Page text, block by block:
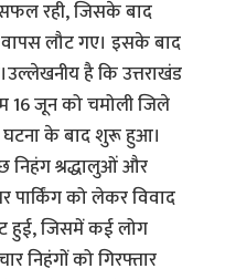
सफल रही, जिसके बाद
वापस लौट गए। इसके बाद
है कि उत्तराखंड
16 जून को चमोली जिले
घटना के बाद शुरू हुआ।
निहंग श्रद्धालुओं और
पार्किंग को लेकर विवाद
हुई, जिसमें कई लोग
निहंगों को गिरफ्तार